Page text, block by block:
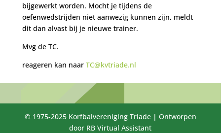
bijgewerkt worden. Mocht je tijdens de
oefenwedstrijden niet aanwezig kunnen zijn, meldt
dit dan alvast bij je nieuwe trainer.
Mvg de TC.
reageren kan naar TC@kvtriade.nl
© 1975-2025 Korfbalvereniging Triade | Ontworpen
door RB Virtual Assistant